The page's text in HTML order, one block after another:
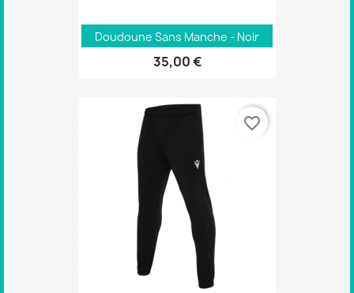
Doudoune Sans Manche - Noir
35,00 €
favorite_border